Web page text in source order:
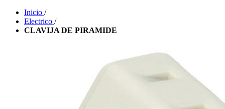
Inicio /
Electrico /
CLAVIJA DE PIRAMIDE